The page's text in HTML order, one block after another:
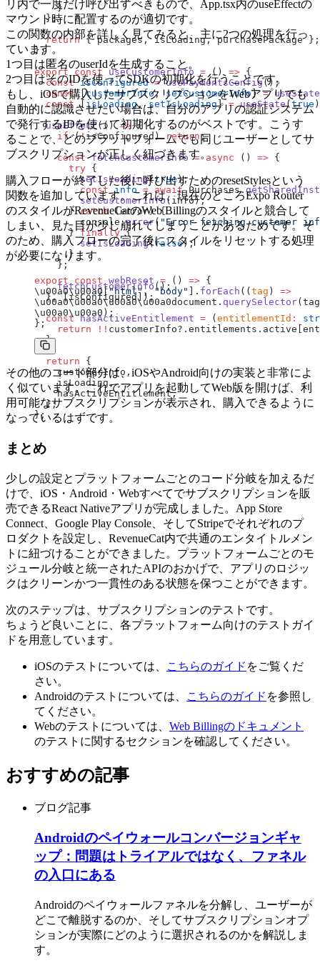
    }
  };
  return
{ packages, isLoading, purchasePackage };
};
export const useCustomerInfo = () => {
  const
isConfigured = usePaymentsConfig();
  const
[customerInfo, setCustomerInfo] = useState
  const
[ isLoading, setIsLoading] = useState( true
  useEffect
(() => {
    if
(!isConfigured) return;
    const
fetchCustomerInfo = async () => {
      try
{
        setIsLoading
(true);
        const
info = await Purchases.
        setCustomerInfo
(info);
      }
catch (error) {
        console.
error( "Error fetching customer
      }
finally {
        setIsLoading
(false);
      }
    };
    fetchCustomerInfo
();
  }, [isConfigured]);
  const
hasActiveEntitlement = ( entitlementId :
    return
!!
  };
  return
{
    customerInfo,
    isLoading,
    hasActiveEntitlement,
  };
};
リ内で一度だけ呼び出すべきもので、App.tsx内のuseEffectの
マウント時に配置するのが適切です。
この関数の内部を詳しく見てみると、主に2つの処理を行っ
ています。
1つ目は匿名のuserIdを生成すること。
2つ目はそのIDを使ってSDKの初期化を行うことです。
もし、iOSで購入したサブスクリプションをWebアプリでも
自動的に認識させたい場合は、自分のアプリの認証システム
で発行するIDを使って初期化するのがベストです。こうす
ることで、どのプラットフォームでも同じユーザーとしてサ
ブスクリプションが正しく紐づきます。
購入フローが終了した後に呼び出すためのresetStylesという
関数を追加しています。これは、現在のところExpo Router
のスタイルがRevenueCatのWeb Billingのスタイルと競合して
しまい、見た目が少し崩れてしまうことがあるためです。そ
のため、購入フローの完了後にスタイルをリセットする処理
が必要になります。
export const webReset = () => {
\u00a0\u00a0["html" , "body" ]. forEach (( tag ) =>
\u00a0\u00a0\u00a0\u00a0document. querySelector
\u00a0\u00a0);
};
その他のコード部分は、iOSやAndroid向けの実装と非常によ
く似ています。これでアプリを起動してWeb版を開けば、利
用可能なサブスクリプションが表示され、購入できるように
なっているはずです。
まとめ
少しの設定とプラットフォームごとのコード分岐を加えるだ
けで、iOS・Android・Webすべてでサブスクリプションを販
売できるReact Nativeアプリが完成しました。App Store
Connect、Google Play Console、そしてStripeでそれぞれのプ
ロダクトを設定し、RevenueCat内で共通のエンタイトルメン
トに紐づけることができました。プラットフォームごとのモ
ジュール分岐と統一されたAPIのおかげで、アプリのロジッ
クはクリーンかつ一貫性のある状態を保つことができます。
次のステップは、サブスクリプションのテストです。
ちょうど良いことに、各プラットフォーム向けのテストガイ
ドを用意しています。
iOSのテストについては、 こちらのガイド をご覧くだ
さい。
Androidのテストについては、
こちらのガイド を参照し
てください。
Webのテストについては、 Web Billingのドキュメント
のテストに関するセクションを確認してください。
おすすめの記事
ブログ記事
Androidのペイウォールコンバージョンギャ
ップ：問題はトライアルではなく、ファネル
の入口にある
Androidのペイウォールファネルを分解し、ユーザーが
どこで離脱するのか、そしてサブスクリプションオプ
ションが実際にどのように選択されるのかを解説しま
す。